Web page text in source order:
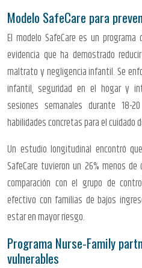
Modelo SafeCare para
El modelo SafeCare es un
evidencia que ha demostrado
maltrato y negligencia infantil. Se
infantil, seguridad en el hogar y
sesiones semanales durante 18-
habilidades concretas para el cuidado
Un estudio longitudinal encontró
SafeCare tuvieron un 26% menos
comparación con el grupo de
efectivo con familias de bajos
estar en mayor riesgo.
Programa Nurse-Family
vulnerables